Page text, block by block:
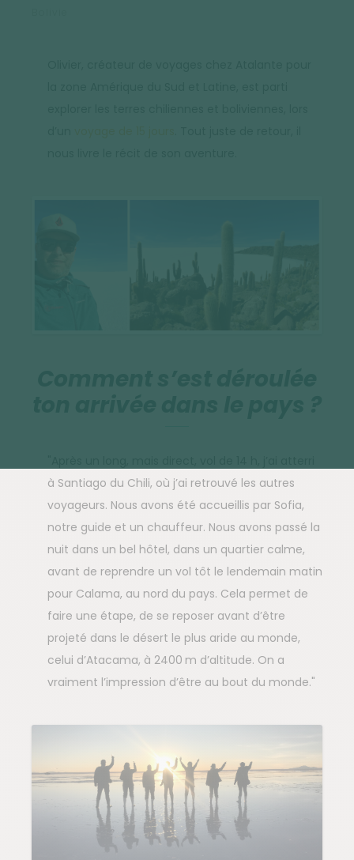
à Santiago du Chili, où j’ai retrouvé les autres
voyageurs. Nous avons été accueillis par Sofia,
notre guide et un chauffeur. Nous avons passé la
nuit dans un bel hôtel, dans un quartier calme,
avant de reprendre un vol tôt le lendemain matin
pour Calama, au nord du pays. Cela permet de
faire une étape, de se reposer avant d’être
projeté dans le désert le plus aride au monde,
celui d’Atacama, à 2400 m d’altitude. On a
vraiment l’impression d’être au bout du monde."